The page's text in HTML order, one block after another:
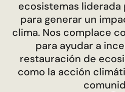
ecosistemas
para generar un
clima. Nos complace
para ayudar a
restauración de
como la acción